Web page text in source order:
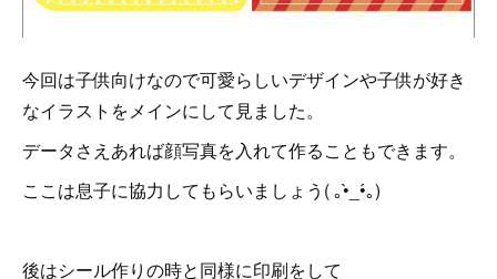
今回は子供向けなので可愛らしいデザインや子供が好き
なイラストをメインにして見ました。
データさえあれば顔写真を入れて作ることもできます。
ここは息子に協力してもらいましょう( ｡•̀_•́｡)
後はシール作りの時と同様に印刷をして